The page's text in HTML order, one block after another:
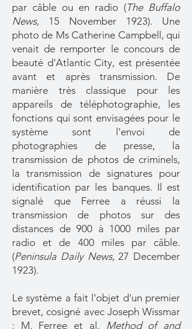
par câble ou en radio (The Buffalo
News, 15 November 1923). Une
photo de Ms Catherine Campbell, qui
venait de remporter le concours de
beauté d'Atlantic City, est présentée
avant et après transmission. De
manière très classique pour les
appareils de téléphotographie, les
fonctions qui sont envisagées pour le
système sont l'envoi de
photographies de presse, la
transmission de photos de criminels,
la transmission de signatures pour
identification par les banques. Il est
signalé que Ferree a réussi la
transmission de photos sur des
distances de 900 à 1000 miles par
radio et de 400 miles par câble.
(Peninsula Daily News, 27 December
1923).
Le système a fait l'objet d'un premier
brevet, cosigné avec Joseph Wissmar
: M. Ferree et al. Method of and